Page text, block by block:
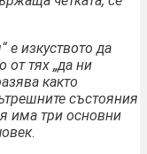
е изкуството да
от тях „да ни
както
състояния
има три основни
.